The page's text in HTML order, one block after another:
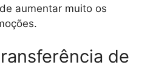
aumentar muito os
de